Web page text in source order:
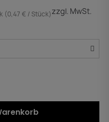
(0,47 € / Stück)zzgl. MwSt.